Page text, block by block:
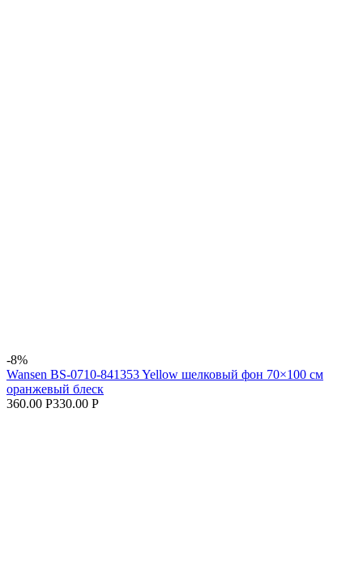
-8%
Wansen BS-0710-841353 Yellow шелковый фон 70×100 см
оранжевый блеск
360.00 Р330.00 Р